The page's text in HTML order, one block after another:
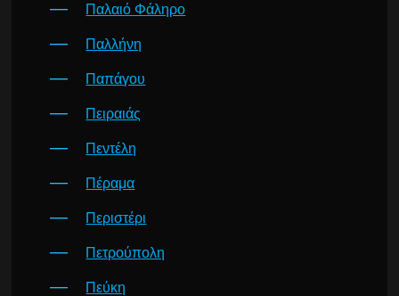
Παλαιό Φάληρο
Παλλήνη
Παπάγου
Πειραιάς
Πεντέλη
Πέραμα
Περιστέρι
Πετρούπολη
Πεύκη